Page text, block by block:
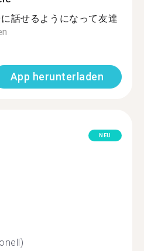
話せるようになって友達
App herunterladen
NEU